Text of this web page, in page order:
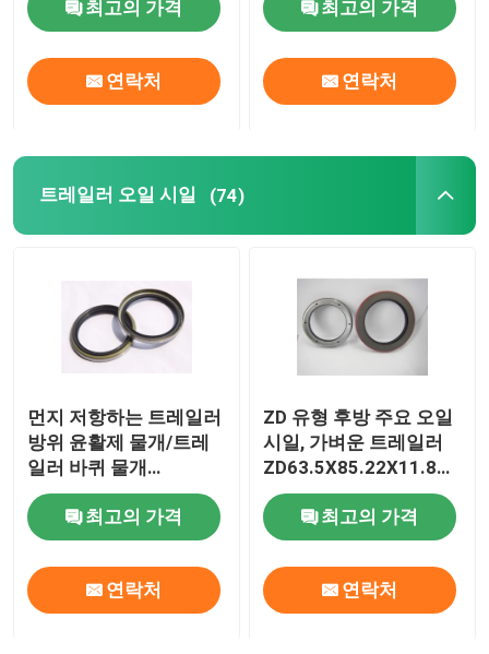
최고의 가격
연락처
최고의 가격
연락처
트레일러 오일 시일 (74)
먼지 저항하는 트레일러
방위 윤활제 물개/트레
일러 바퀴 물개
OW53.98X85.62X9.52
최고의 가격
연락처
ZD 유형 후방 주요 오일
시일, 가벼운 트레일러
ZD63.5X85.22X11.8를
위한 안 방위 물개
최고의 가격
연락처